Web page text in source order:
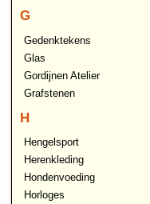
G
Gedenktekens
Glas
Gordijnen Atelier
Grafstenen
H
Hengelsport
Herenkleding
Hondenvoeding
Horloges